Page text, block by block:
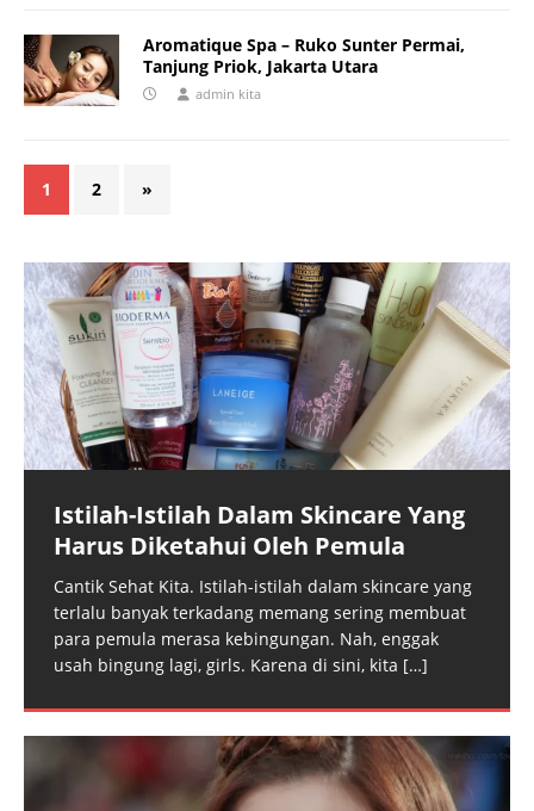
Aromatique Spa – Ruko Sunter Permai,
Tanjung Priok, Jakarta Utara
admin kita
1 2 »
Istilah-Istilah Dalam Skincare Yang
Harus Diketahui Oleh Pemula
Cantik Sehat Kita. Istilah-istilah dalam skincare yang
terlalu banyak terkadang memang sering membuat
para pemula merasa kebingungan. Nah, enggak
usah bingung lagi, girls. Karena di sini, kita […]